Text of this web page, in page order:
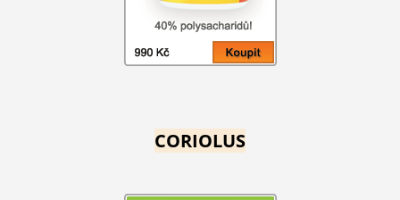
CORIOLUS